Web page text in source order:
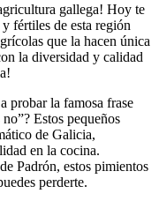
gallega! Hoy te
fértiles de esta región
que la hacen única
la diversidad y calidad
probar la famosa frase
Estos pequeños
de Galicia,
en la cocina.
Padrón, estos pimientos
perderte.